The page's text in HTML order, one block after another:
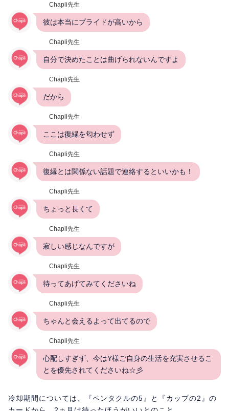
Chapli先生
彼は本当にプライドが高いから
Chapli先生
自分で決めたことは曲げられないんですよ
Chapli先生
だから
Chapli先生
ここは復縁を匂わせず
Chapli先生
復縁とは関係ない話題で連絡するといいかも！
Chapli先生
ちょっと長くて
Chapli先生
寂しい感じなんですが
Chapli先生
待ってあげてみてくださいね
Chapli先生
ちゃんと会えるよって出てるので
Chapli先生
心配しすぎず、今はY様ご自身の生活を充実させるこ
とを優先されてくださいね☆彡
冷却期間については、『ペンタクルの5』と『カップの2』の